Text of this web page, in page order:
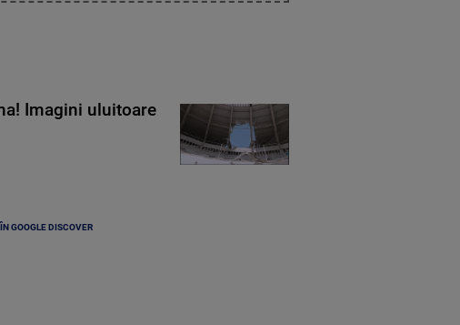
Imagini uluitoare
GOOGLE DISCOVER